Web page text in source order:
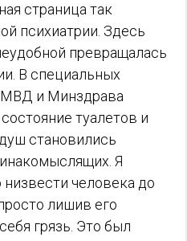
страница так
психиатрии. Здесь
превращалась
В специальных
МВД и Минздрава
туалетов и
становились
Я
человека до
лишив его
грязь. Это был